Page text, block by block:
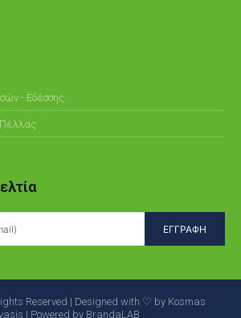
- Εδέσσης
ΕΓΓΡΑΦΗ
Reserved | Designed with ♡ by Kosmas
| Powered by BrandaLAB